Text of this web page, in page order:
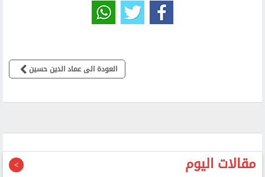
العودة الى عماد الدين حسين
مقالات اليوم